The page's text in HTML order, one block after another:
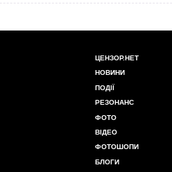
ЦЕНЗОР.НЕТ
НОВИНИ
ПОДІЇ
РЕЗОНАНС
ФОТО
ВІДЕО
ФОТОШОПИ
БЛОГИ